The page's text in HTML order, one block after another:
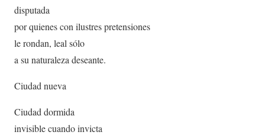
disputada
por quienes con ilustres pretensiones
le rondan, leal sólo
a su naturaleza deseante.
Ciudad nueva
Ciudad dormida
invisible cuando invicta